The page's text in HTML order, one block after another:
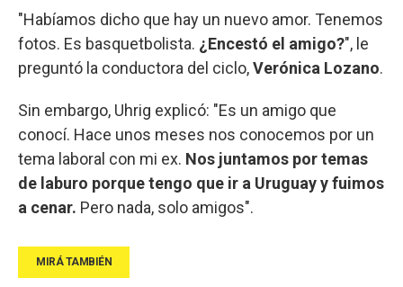
"Habíamos dicho que hay un nuevo amor. Tenemos
fotos. Es basquetbolista. ¿Encestó el amigo?", le
preguntó la conductora del ciclo,Verónica Lozano.
Sin embargo, Uhrig explicó: "Es un amigo que
conocí. Hace unos meses nos conocemos por un
tema laboral con mi ex. Nos juntamos por temas
de laburo porque tengo que ir a Uruguay y fuimos
a cenar. Pero nada, solo amigos".